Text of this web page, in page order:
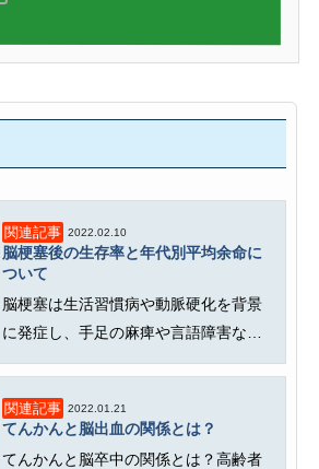
関連記事 2022.02.10
脳梗塞後の生存率と年代別平均余命に
ついて
脳梗塞は生活習慣病や動脈硬化を背景
に発症し、手足の麻痺や言語障害など
の後遺症を引き起こします。本記事...
関連記事 2022.01.21
てんかんと脳出血の関係とは？
てんかんと脳卒中の関係とは？高齢者